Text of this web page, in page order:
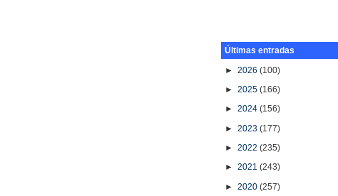
Últimas entradas
►2026(100)
►2025(166)
►2024(156)
►2023(177)
►2022(235)
►2021(243)
►2020(257)